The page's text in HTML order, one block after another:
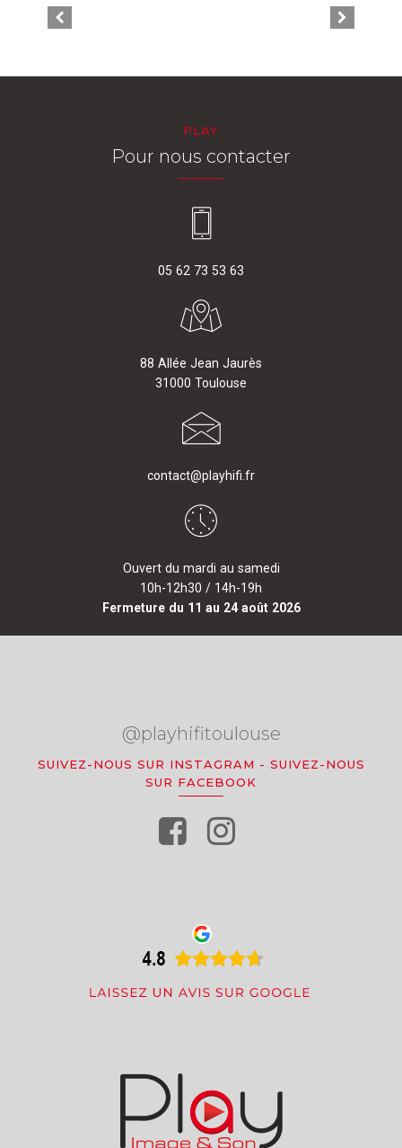
PLAY
Pour nous contacter
05 62 73 53 63
88 Allée Jean Jaurès
31000 Toulouse
contact@playhifi.fr
Ouvert du mardi au samedi
10h-12h30 / 14h-19h
Fermeture du 11 au 24 août 2026
@playhifitoulouse
SUIVEZ-NOUS SUR INSTAGRAM - SUIVEZ-NOUS
SUR FACEBOOK